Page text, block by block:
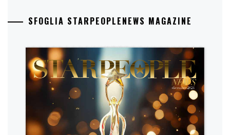
SFOGLIA STARPEOPLENEWS MAGAZINE